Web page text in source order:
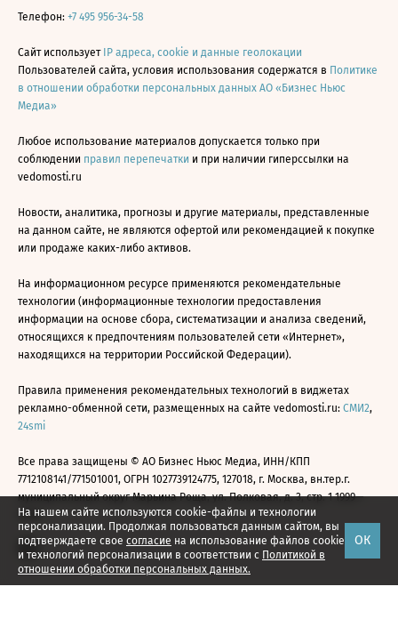
На нашем сайте используются cookie-файлы и технологии
персонализации. Продолжая пользоваться данным сайтом, вы
подтверждаете свое согласие на использование файлов cookie
и технологий персонализации в соответствии с Политикой в
отношении обработки персональных данных.
ОК
Телефон: +7 495 956-34-58
Сайт использует IP адреса, cookie и данные геолокации
Пользователей сайта, условия использования содержатся в Политике
в отношении обработки персональных данных АО «Бизнес Ньюс
Медиа»
Любое использование материалов допускается только при
соблюдении правил перепечатки и при наличии гиперссылки на
vedomosti.ru
Новости, аналитика, прогнозы и другие материалы, представленные
на данном сайте, не являются офертой или рекомендацией к покупке
или продаже каких-либо активов.
На информационном ресурсе применяются рекомендательные
технологии (информационные технологии предоставления
информации на основе сбора, систематизации и анализа сведений,
относящихся к предпочтениям пользователей сети «Интернет»,
находящихся на территории Российской Федерации).
Правила применения рекомендательных технологий в виджетах
рекламно-обменной сети, размещенных на сайте vedomosti.ru: СМИ2,
24smi
Все права защищены © АО Бизнес Ньюс Медиа, ИНН/КПП
7712108141/771501001, ОГРН 1027739124775, 127018, г. Москва, вн.тер.г.
муниципальный округ Марьина Роща, ул. Полковая, д. 3, стр. 1 1999—
2026